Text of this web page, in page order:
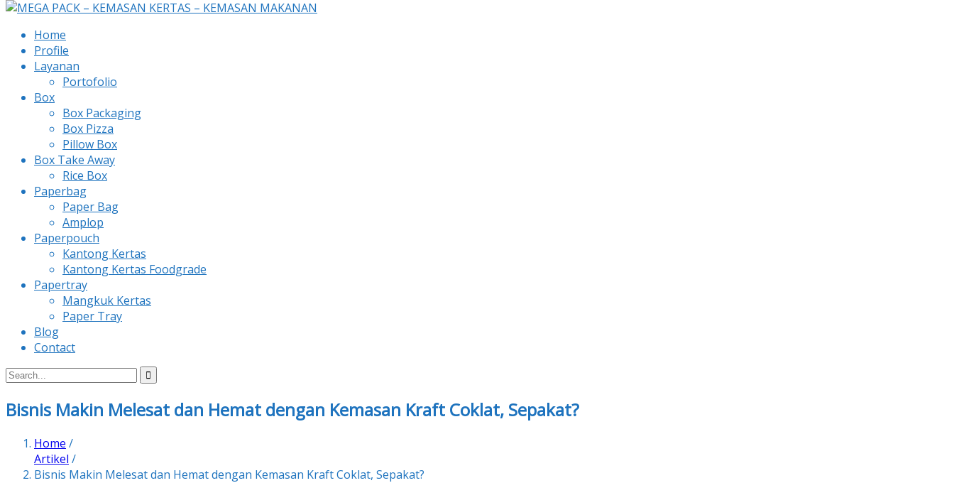
Home
Profile
Layanan
Portofolio
Box
Box Packaging
Box Pizza
Pillow Box
Box Take Away
Rice Box
Paperbag
Paper Bag
Amplop
Paperpouch
Kantong Kertas
Kantong Kertas Foodgrade
Papertray
Mangkuk Kertas
Paper Tray
Blog
Contact
Bisnis Makin Melesat dan Hemat dengan Kemasan Kraft Coklat, Sepakat?
Home /
Artikel /
Bisnis Makin Melesat dan Hemat dengan Kemasan Kraft Coklat, Sepakat?